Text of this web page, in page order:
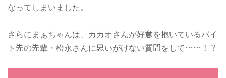
なってしまいました。
さらにまぁちゃんは、カカオさんが好意を抱いているバイ
ト先の先輩・松永さんに思いがけない質問をして……！？